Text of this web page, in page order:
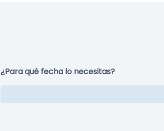
¿Para qué fecha lo necesitas?